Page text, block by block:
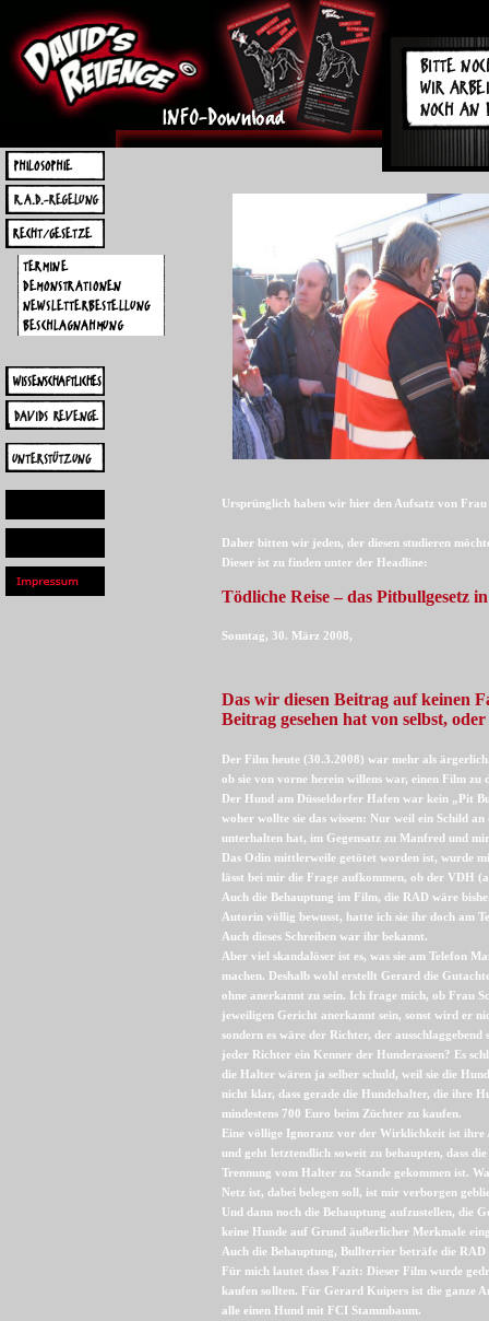
Ursprünglich haben wir hier den Aufsatz von
Daher bitten wir jeden, der diesen studieren
Dieser ist zu finden unter der Headline:
Tödliche Reise – das Pitbullgesetz
Sonntag, 30. März 2008,
Das wir diesen Beitrag auf keinen
Beitrag gesehen hat von selbst,
Der Film heute (30.3.2008) war mehr als
ob sie von vorne herein willens war, einen Film
Der Hund am Düsseldorfer Hafen war kein „Pit
woher wollte sie das wissen: Nur weil ein Schild
unterhalten hat, im Gegensatz zu Manfred und
Das Odin mittlerweile getötet worden ist, wurde
lässt bei mir die Frage aufkommen, ob der VDH
Auch die Behauptung im Film, die RAD wäre
Autorin völlig bewusst, hatte ich sie ihr doch am
Auch dieses Schreiben war ihr bekannt.
Aber viel skandalöser ist es, was sie am Telefon
machen. Deshalb wohl erstellt Gerard die
ohne anerkannt zu sein. Ich frage mich, ob Frau
jeweiligen Gericht anerkannt sein, sonst wird er
sondern es wäre der Richter, der
jeder Richter ein Kenner der Hunderassen? Es
die Halter wären ja selber schuld, weil sie die
nicht klar, dass gerade die Hundehalter, die ihre
mindestens 700 Euro beim Züchter zu kaufen.
Eine völlige Ignoranz vor der Wirklichkeit ist ihre
und geht letztendlich soweit zu behaupten, dass
Trennung vom Halter zu Stande gekommen ist.
Netz ist, dabei belegen soll, ist mir verborgen
Und dann noch die Behauptung aufzustellen, die
keine Hunde auf Grund äußerlicher Merkmale
Auch die Behauptung, Bullterrier beträfe die
Für mich lautet dass Fazit: Dieser Film wurde
kaufen sollten. Für Gerard Kuipers ist die ganze
alle einen Hund mit FCI Stammbaum.